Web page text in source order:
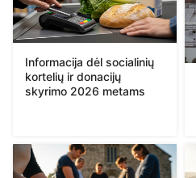
Informacija dėl socialinių
kortelių ir donacijų
skyrimo 2026 metams